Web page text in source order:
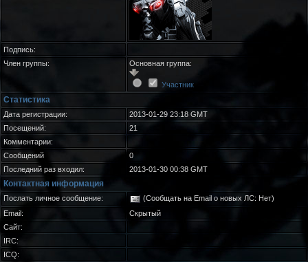
Подпись:
Член группы:
Основная группа:
Участник
Статистика
Дата регистрации:
2013-01-29 23:18 GMT
Посещений:
21
Комментарии:
Сообщений
0
Последний раз входил:
2013-01-30 00:38 GMT
Контактная информация
Послать личное сообщение:
(Сообщать на Email о новых ЛС: Нет)
Email:
Скрытый
Сайт:
IRC:
ICQ: